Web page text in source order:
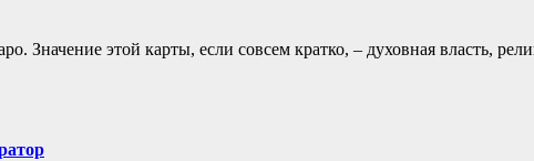
этой карты, если совсем кратко, – духовная власть,